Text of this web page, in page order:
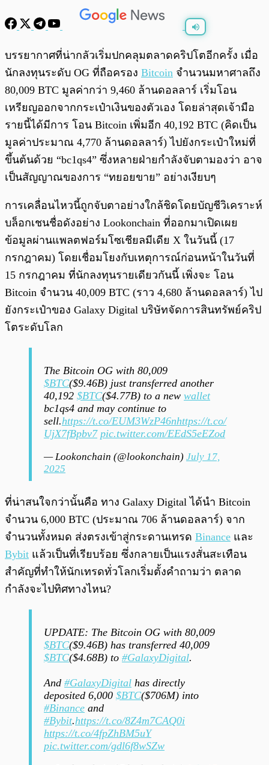
พร้อมเล่น 0:00 0:00
บรรยากาศที่น่ากลัวเริ่มปกคลุมตลาดคริปโตอีกครั้ง เมื่อ
นักลงทุนระดับ OG ที่ถือครอง Bitcoin จำนวนมหาศาลถึง
80,009 BTC มูลค่ากว่า 9,460 ล้านดอลลาร์ เริ่มโอน
เหรียญออกจากกระเป๋าเงินของตัวเอง โดยล่าสุดเจ้ามือ
รายนี้ได้มีการ โอน Bitcoin เพิ่มอีก 40,192 BTC (คิดเป็น
มูลค่าประมาณ 4,770 ล้านดอลลาร์) ไปยังกระเป๋าใหม่ที่
ขึ้นต้นด้วย “bc1qs4” ซึ่งหลายฝ่ายกำลังจับตามองว่า อาจ
เป็นสัญญาณของการ “ทยอยขาย” อย่างเงียบๆ
การเคลื่อนไหวนี้ถูกจับตาอย่างใกล้ชิดโดยบัญชีวิเคราะห์
บล็อกเชนชื่อดังอย่าง Lookonchain ที่ออกมาเปิดเผย
ข้อมูลผ่านแพลตฟอร์มโซเชียลมีเดีย X ในวันนี้ (17
กรกฎาคม) โดยเชื่อมโยงกับเหตุการณ์ก่อนหน้าในวันที่
15 กรกฎาคม ที่นักลงทุนรายเดียวกันนี้ เพิ่งจะ โอน
Bitcoin จำนวน 40,009 BTC (ราว 4,680 ล้านดอลลาร์) ไป
ยังกระเป๋าของ Galaxy Digital บริษัทจัดการสินทรัพย์คริป
โตระดับโลก
The Bitcoin OG with 80,009
$BTC($9.46B) just transferred another
40,192 $BTC($4.77B) to a new wallet
bc1qs4 and may continue to
sell.https://t.co/EUM3WzP46nhttps://t.co/
UjX7fBpbv7 pic.twitter.com/EEdS5eEZod
— Lookonchain (@lookonchain) July 17,
2025
ที่น่าสนใจกว่านั้นคือ ทาง Galaxy Digital ได้นำ Bitcoin
จำนวน 6,000 BTC (ประมาณ 706 ล้านดอลลาร์) จาก
จำนวนทั้งหมด ส่งตรงเข้าสู่กระดานเทรด Binance และ
Bybit แล้วเป็นที่เรียบร้อย ซึ่งกลายเป็นแรงสั่นสะเทือน
สำคัญที่ทำให้นักเทรดทั่วโลกเริ่มตั้งคำถามว่า ตลาด
กำลังจะไปทิศทางไหน?
UPDATE: The Bitcoin OG with 80,009
$BTC($9.46B) has transferred 40,009
$BTC($4.68B) to #GalaxyDigital.
And #GalaxyDigital has directly
deposited 6,000 $BTC($706M) into
#Binance and
#Bybit.https://t.co/8Z4m7CAQ0i
https://t.co/4fpZhBM5uY
pic.twitter.com/gdl6f8wSZw